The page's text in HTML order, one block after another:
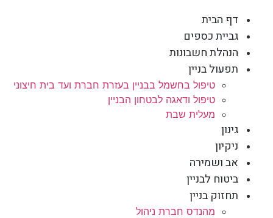
דף הבית
גביית כספים
הנהלת חשבונות
תפעול בניין
טיפול בחשמל בבניין בעזרת חברת ועד בית חיצוני
טיפול ודאגה לבטחון הבניין
מעלית שבת
גינון
ניקיון
אב ושמירה
ביטוח לבניין
תחזוק בניין
מהנדס חברת ניהול